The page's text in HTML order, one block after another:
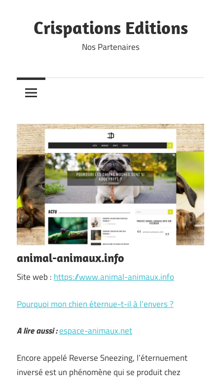
contentCrispations Editions
Nos Partenaires
animal-animaux.info
Site web : https://www.animal-animaux.info
Pourquoi mon chien éternue-t-il à l’envers ?
A lire aussi :espace-animaux.net
Encore appelé Reverse Sneezing, l’éternuement
inversé est un phénomène qui se produit chez